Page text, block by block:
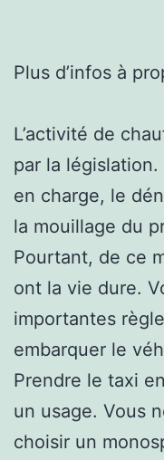
Plus d’infos à
L’activité de
par la
en charge, le
la mouillage du
Pourtant, de ce
ont la vie dure.
importantes
embarquer le
Prendre le taxi
un usage. Vous
choisir un